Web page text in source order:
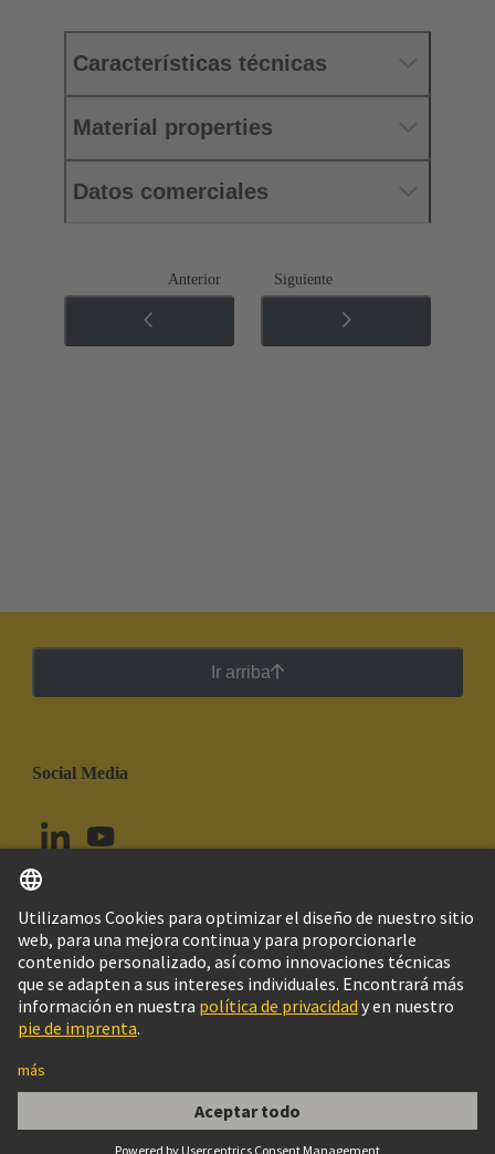
CUBIERTA KRAFT 10E PARA Han SNAP
Características técnicas
Material properties
Datos comerciales
Anterior Siguiente
Ir arriba
Social Media
Chile Español
© Grupo Tecnológico HARTING
Imprint
Aviso Legal WebInformación al cliente